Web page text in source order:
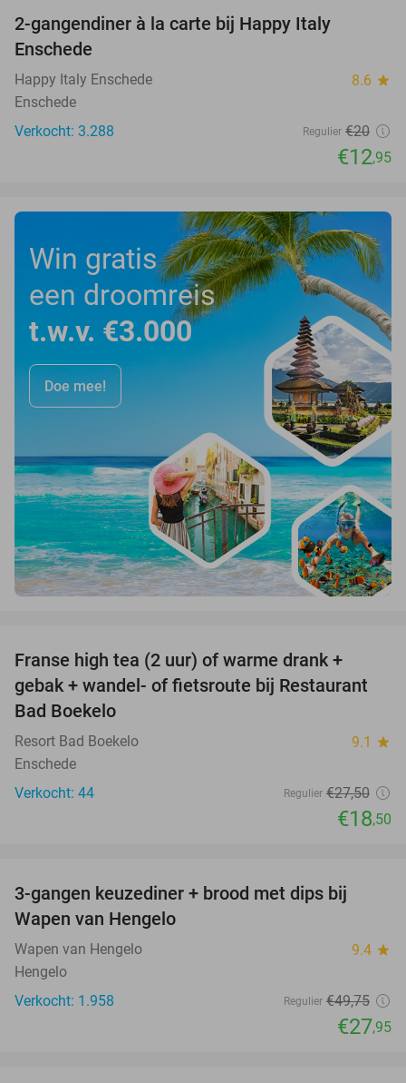
2-gangendiner à la carte bij Happy Italy
Enschede
Happy Italy Enschede 8.6 star
Enschede
Verkocht: 3.288
Regulier €20
€12,95
Win gratis
een droomreis
t.w.v. €3.000
Doe mee!
Franse high tea (2 uur) of warme drank +
gebak + wandel- of fietsroute bij Restaurant
Bad Boekelo
Resort Bad Boekelo 9.1 star
Enschede
Verkocht: 44
Regulier €27,50
€18,50
3-gangen keuzediner + brood met dips bij
Wapen van Hengelo
Wapen van Hengelo 9.4 star
Hengelo
Verkocht: 1.958
Regulier €49,75
€27,95